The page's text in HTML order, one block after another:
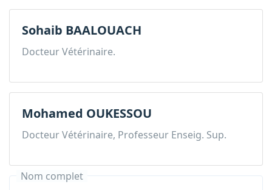
Sohaib BAALOUACH
Docteur Vétérinaire.
Mohamed OUKESSOU
Docteur Vétérinaire, Professeur Enseig. Sup.
Nom complet